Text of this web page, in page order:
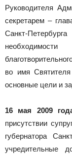
Руководителя
секретарем –
Санкт-
во имя
основные цели и
16 мая 2009
присутствии
губернатора
учредительные